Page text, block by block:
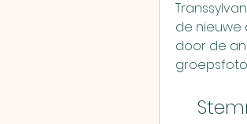
de nieuwe
door de